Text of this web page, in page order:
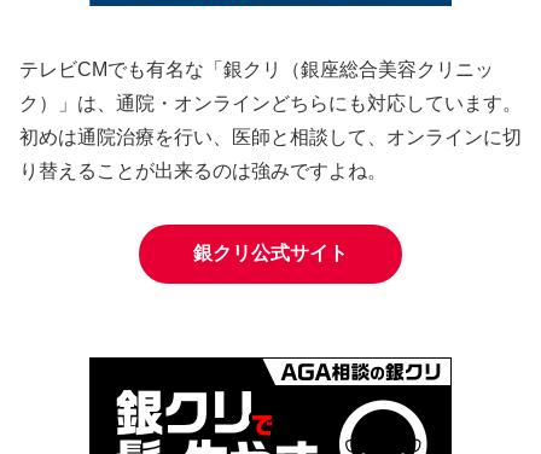
テレビCMでも有名な「銀クリ（銀座総合美容クリニッ
ク）」は、通院・オンラインどちらにも対応しています。
初めは通院治療を行い、医師と相談して、オンラインに切
り替えることが出来るのは強みですよね。
銀クリ公式サイト